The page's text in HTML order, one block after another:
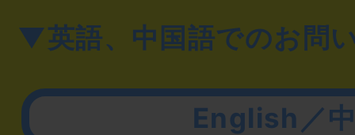
▼英語、中国語でのお問
English／